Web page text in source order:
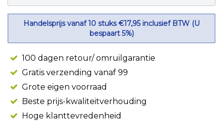
Handelsprijs vanaf 10 stuks €17,95 inclusief BTW (U
bespaart 5%)
100 dagen retour/ omruilgarantie
Gratis verzending vanaf 99
Grote eigen voorraad
Beste prijs-kwaliteitverhouding
Hoge klanttevredenheid